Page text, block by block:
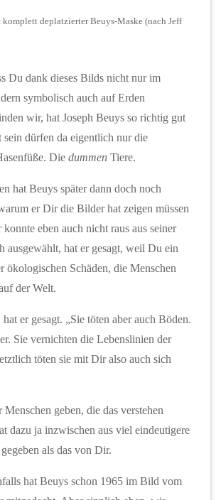
deplatzierter Beuys-Maske (nach Jeff
Du dank dieses Bilds nicht nur im
symbolisch auch auf Erden
wir, hat Joseph Beuys so richtig gut
sein dürfen da eigentlich nur die
Die dummen Tiere.
hat Beuys später dann doch noch
er Dir die Bilder hat zeigen müssen
eben auch nicht raus aus seiner
ausgewählt, hat er gesagt, weil Du ein
ökologischen Schäden, die Menschen
der Welt.
hat er gesagt. „Sie töten aber auch Böden.
Sie vernichten die Lebenslinien der
töten sie mit Dir also auch sich
Menschen geben, die das verstehen
dazu ja inzwischen aus viel eindeutigere
als das von Dir.
hat Beuys schon 1965 im Bild vom